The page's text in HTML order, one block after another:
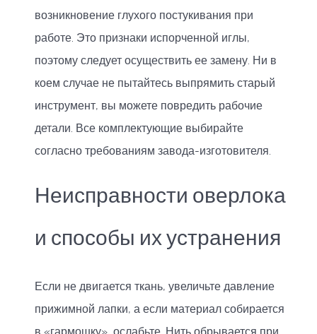
возникновение глухого постукивания при
работе. Это признаки испорченной иглы,
поэтому следует осуществить ее замену. Ни в
коем случае не пытайтесь выпрямить старый
инструмент, вы можете повредить рабочие
детали. Все комплектующие выбирайте
согласно требованиям завода-изготовителя.
Неисправности оверлока
и способы их устранения
Если не двигается ткань, увеличьте давление
прижимной лапки, а если материал собирается